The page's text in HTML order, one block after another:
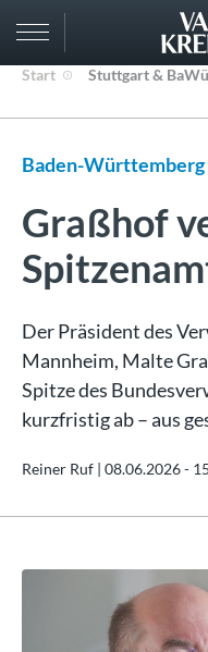
Start Stuttgart & BaWü
Baden-Württemberg
Graßhof
Der Präsident des
Mannheim, Malte
Spitze des
kurzfristig ab – aus
Reiner Ruf | 08.06.2026 -